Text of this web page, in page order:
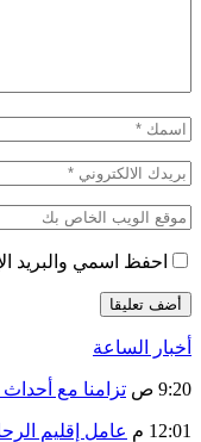
احفظ اسمي والبريد
أخبار الساعة
9:20 ص تزامنا مع
12:01 م عامل إقليم